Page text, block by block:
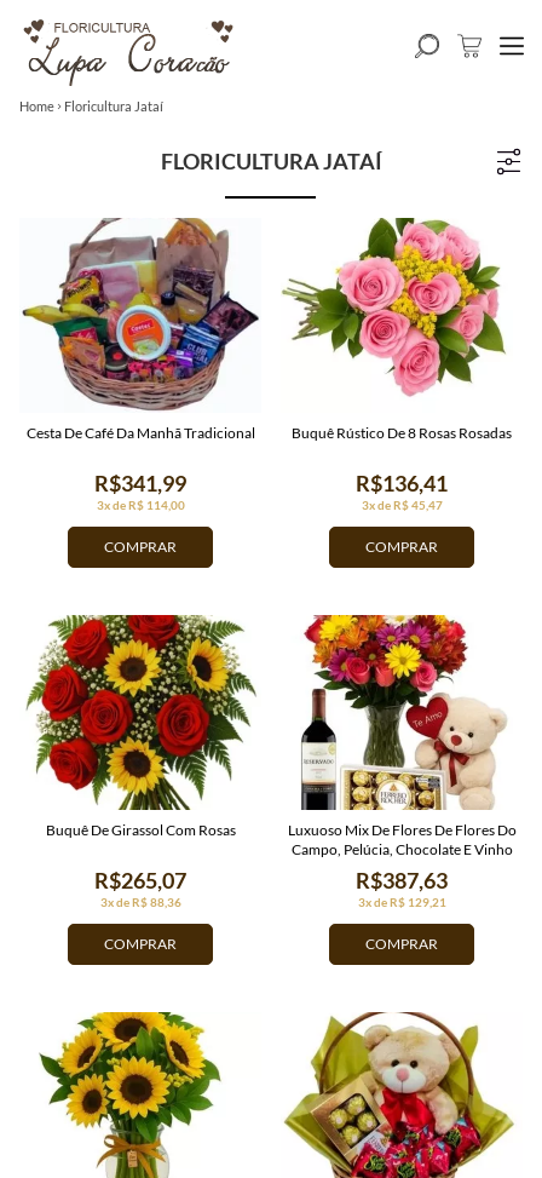
Home Floricultura Jataí
FLORICULTURA JATAÍ
COMPRAR
3x de R$ 114,00
R$341,99
Cesta De Café Da Manhã Tradicional
COMPRAR
3x de R$ 45,47
R$136,41
Buquê Rústico De 8 Rosas Rosadas
COMPRAR
3x de R$ 88,36
R$265,07
Buquê De Girassol Com Rosas
COMPRAR
3x de R$ 129,21
R$387,63
Luxuoso Mix De Flores De Flores Do
Campo, Pelúcia, Chocolate E Vinho